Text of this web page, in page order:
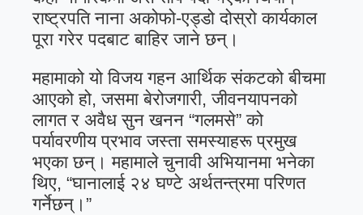
राष्ट्रपति नाना अकोफो-एड्डो दोस्रो कार्यकाल
पूरा गरेर पदबाट बाहिर जाने छन्।
महामाको यो विजय गहन आर्थिक संकटको बीचमा
आएको हो, जसमा बेरोजगारी, जीवनयापनको
लागत र अवैध सुन खनन “गलमसे” को
पर्यावरणीय प्रभाव जस्ता समस्याहरू प्रमुख
भएका छन्। महामाले चुनावी अभियानमा भनेका
थिए, “घानालाई २४ घण्टे अर्थतन्त्रमा परिणत
गर्नेछन्।”